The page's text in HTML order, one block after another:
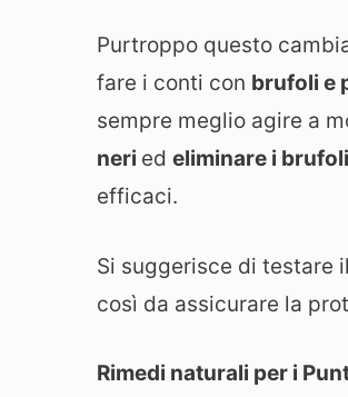
Purtroppo questo
fare i conti con brufoli e
sempre meglio agire a
neri ed eliminare i brufoli
efficaci.
Si suggerisce di testare il
così da assicurare la
Rimedi naturali per i